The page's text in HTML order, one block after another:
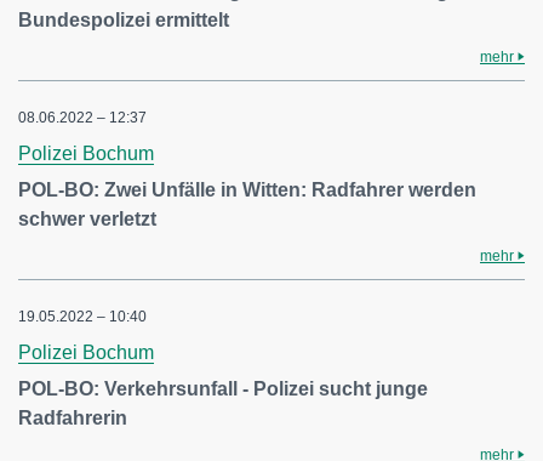
Bundespolizei ermittelt
mehr
08.06.2022 – 12:37
Polizei Bochum
POL-BO: Zwei Unfälle in Witten: Radfahrer werden
schwer verletzt
mehr
19.05.2022 – 10:40
Polizei Bochum
POL-BO: Verkehrsunfall - Polizei sucht junge
Radfahrerin
mehr